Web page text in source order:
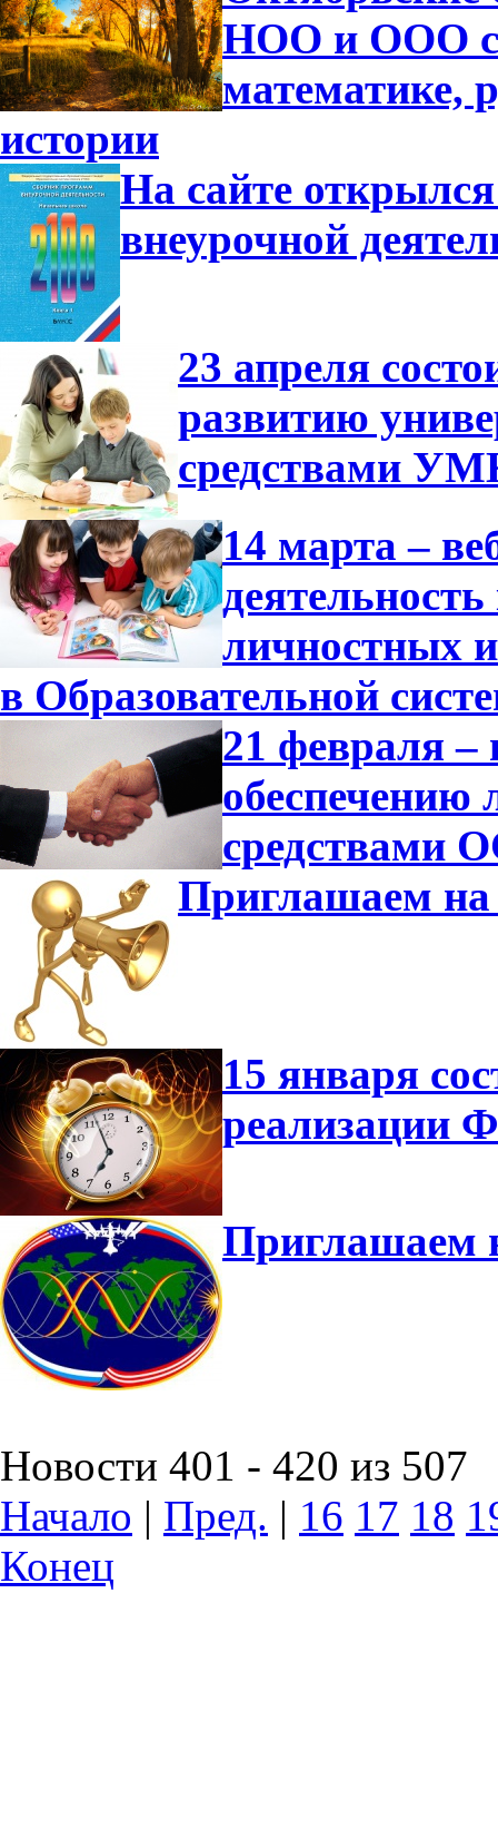
НОО и ООО
математике,
истории
На сайте
внеурочной
23 апреля
развитию
средствами
14 марта –
личностных
в Образовательной
21 февраля
обеспечению
средствами
Приглашаем на
15 января
реализации
Приглашаем
Новости 401 - 420 из 507
Начало | Пред. | 16 17 18
Конец